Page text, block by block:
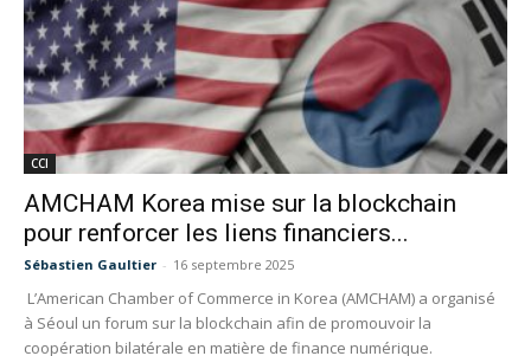
CCI
AMCHAM Korea mise sur la blockchain
pour renforcer les liens financiers...
Sébastien Gaultier - 16 septembre 2025
L’American Chamber of Commerce in Korea (AMCHAM) a organisé
à Séoul un forum sur la blockchain afin de promouvoir la
coopération bilatérale en matière de finance numérique.